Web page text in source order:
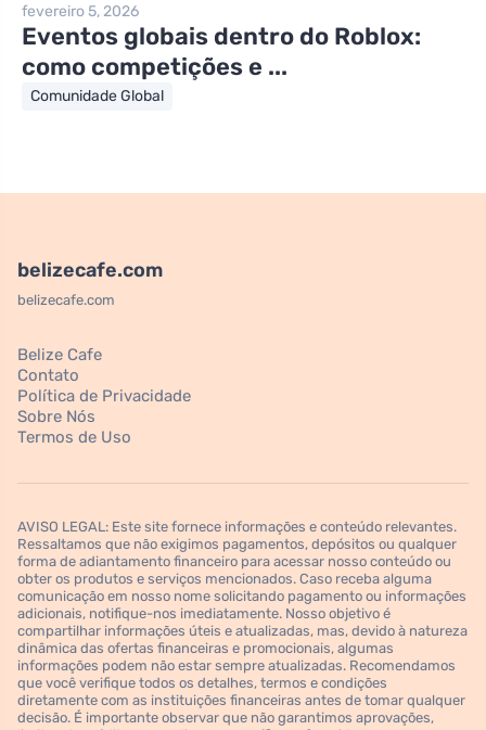
fevereiro 5, 2026
Eventos globais dentro do Roblox:
como competições e ...
Comunidade Global
belizecafe.com
belizecafe.com
Belize Cafe
Contato
Política de Privacidade
Sobre Nós
Termos de Uso
AVISO LEGAL: Este site fornece informações e conteúdo relevantes.
Ressaltamos que não exigimos pagamentos, depósitos ou qualquer
forma de adiantamento financeiro para acessar nosso conteúdo ou
obter os produtos e serviços mencionados. Caso receba alguma
comunicação em nosso nome solicitando pagamento ou informações
adicionais, notifique-nos imediatamente. Nosso objetivo é
compartilhar informações úteis e atualizadas, mas, devido à natureza
dinâmica das ofertas financeiras e promocionais, algumas
informações podem não estar sempre atualizadas. Recomendamos
que você verifique todos os detalhes, termos e condições
diretamente com as instituições financeiras antes de tomar qualquer
decisão. É importante observar que não garantimos aprovações,